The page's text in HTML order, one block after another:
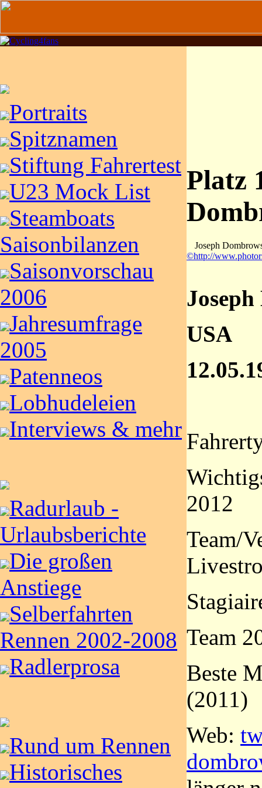
Portraits
Spitznamen
Stiftung Fahrertest
U23 Mock List
Steamboats
Saisonbilanzen
Saisonvorschau
2006
Jahresumfrage
2005
Patenneos
Lobhudeleien
Interviews & mehr
Radurlaub -
Urlaubsberichte
Die großen
Anstiege
Selberfahrten
Rennen 2002-2008
Radlerprosa
Rund um Rennen
Historisches
Platz
Joseph
©http://
USA
2012
Team/
Team
Beste
(2011)
Web: